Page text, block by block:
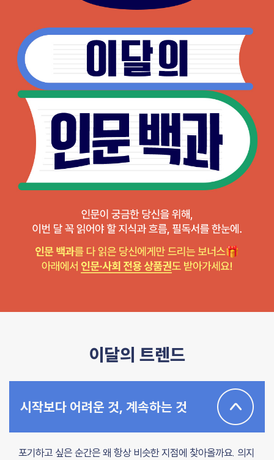
이달의 트렌드
시작보다 어려운 것, 계속하는 것
포기하고 싶은 순간은 왜 항상 비슷한 지점에 찾아올까요. 의지